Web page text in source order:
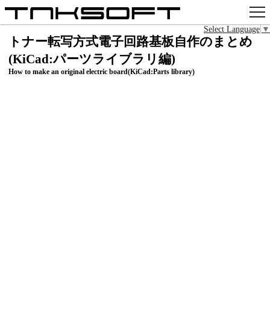
アプリ
x
Select Language ▼
トナー転写方式電子回路基板自作のまとめ
(KiCad:パーツライブラリ編)
How to make an original electric board(KiCad:Parts library)